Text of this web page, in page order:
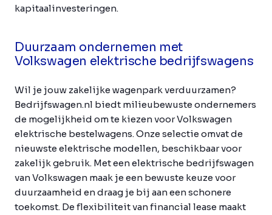
kapitaalinvesteringen.
Duurzaam ondernemen met
Volkswagen elektrische bedrijfswagens
Wil je jouw zakelijke wagenpark verduurzamen?
Bedrijfswagen.nl biedt milieubewuste ondernemers
de mogelijkheid om te kiezen voor Volkswagen
elektrische bestelwagens. Onze selectie omvat de
nieuwste elektrische modellen, beschikbaar voor
zakelijk gebruik. Met een elektrische bedrijfswagen
van Volkswagen maak je een bewuste keuze voor
duurzaamheid en draag je bij aan een schonere
toekomst. De flexibiliteit van financial lease maakt